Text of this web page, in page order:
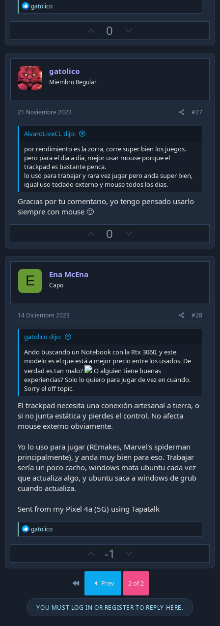
R
e
a
i
o
n
s
:
gatolico
U
p
v
0
o
w
t
gatolico
Miembro Regular
21 Noviembre 2023 #27
AlvaroLiveCL dijo:
por rendimiento es la zorra, corre super bien los juegos.
pero para el dia a dia, mejor usar mouse porque el
trackpad es bastante penca.
lo uso para trabajar y rara vez jugar pero anda super bien,
igual uso teclado externo y mouse todos los dias.
Gracias por tu comentario, yo tengo pensado usarlo
siempre con mouse 🙂
U
p
v
0
o
w
t
E Ena McEna
Capo
14 Diciembre 2023 #28
gatolico dijo:
Ando buscando un Notebook con la Rtx 3060, y este
modelo es el que está a mejor precio entre los usados. De
verdad es tan malo?
O alguien tiene buenas
experiencias? Solo lo quiero para jugar de vez en cuando.
Sorry el off topic.
El trackpad necesita una conexión artesanal a tierra, o
si no junta estática y pierdes el control. No afecta
mouse externo obviamente.
Yo lo uso para jugar (REmakes, Marvel's spiderman
principalmente), y anda muy bien para eso. Trabajar
sería un poco cacho, windows mata ubuntu cada vez
que actualiza algo, y ubuntu saca a windows de grub
cuando actualiza.
Sent from my Pixel 4a (5G) using Tapatalk
R
e
a
i
:
gatolico
U
p
v
o
t
e
-1
o
w
n
v
o
First Prev 2 of 2
YOU MUST LOG IN OR REGISTER TO REPLY HERE.